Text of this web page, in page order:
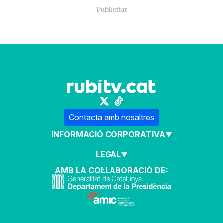
Contacta amb nosaltres
INFORMACIÓ CORPORATIVA
LEGAL
AMB LA COL·LABORACIÓ DE: